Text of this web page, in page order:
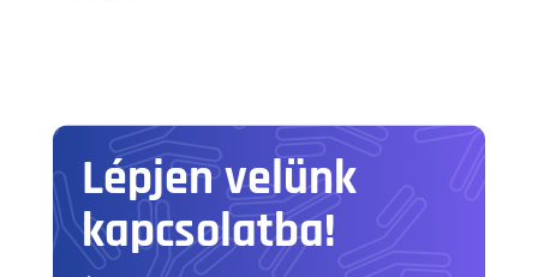
Lépjen velünk
kapcsolatba!